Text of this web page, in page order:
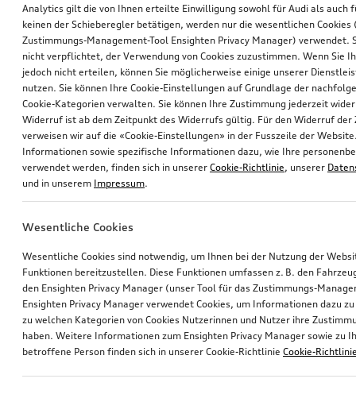
Analytics gilt die von Ihnen erteilte Einwilligung sowohl für Audi als auch
keinen der Schieberegler betätigen, werden nur die wesentlichen Cookies
Zustimmungs-Management-Tool Ensighten Privacy Manager) verwendet.
nicht verpflichtet, der Verwendung von Cookies zuzustimmen. Wenn Sie
jedoch nicht erteilen, können Sie möglicherweise einige unserer
nutzen. Sie können Ihre Cookie-Einstellungen auf Grundlage der
Cookie-Kategorien verwalten. Sie können Ihre Zustimmung jederzeit
Widerruf ist ab dem Zeitpunkt des Widerrufs gültig. Für den Widerruf der
verweisen wir auf die «Cookie-Einstellungen» in der Fusszeile der
Informationen sowie spezifische Informationen dazu, wie Ihre
verwendet werden, finden sich in unserer Cookie-Richtlinie, unserer
und in unserem Impressum.
Wesentliche Cookies
Wesentliche Cookies sind notwendig, um Ihnen bei der Nutzung der
Funktionen bereitzustellen. Diese Funktionen umfassen z. B. den
den Ensighten Privacy Manager (unser Tool für das Zustimmungs-
Ensighten Privacy Manager verwendet Cookies, um Informationen dazu
zu welchen Kategorien von Cookies Nutzerinnen und Nutzer ihre
haben. Weitere Informationen zum Ensighten Privacy Manager sowie zu
betroffene Person finden sich in unserer Cookie-Richtlinie Cookie-